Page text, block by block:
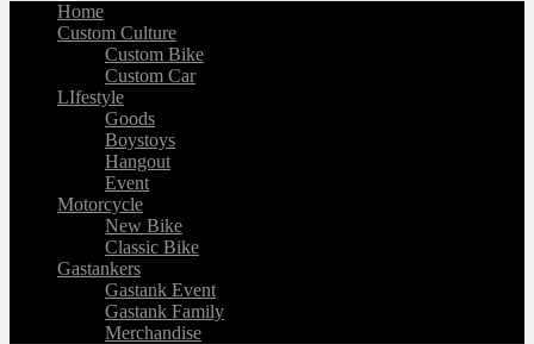
Home
Custom Culture
Custom Bike
Custom Car
LIfestyle
Goods
Boystoys
Hangout
Event
Motorcycle
New Bike
Classic Bike
Gastankers
Gastank Event
Gastank Family
Merchandise